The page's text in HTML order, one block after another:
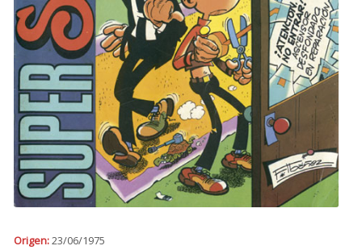
Origen:23/06/1975